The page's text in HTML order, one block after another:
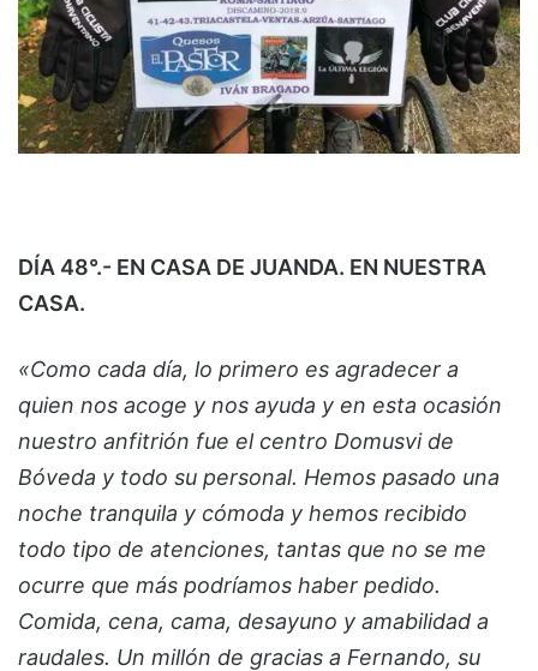
DÍA 48°.- EN CASA DE JUANDA. EN NUESTRA
CASA.
«Como cada día, lo primero es agradecer a
quien nos acoge y nos ayuda y en esta ocasión
nuestro anfitrión fue el centro Domusvi de
Bóveda y todo su personal. Hemos pasado una
noche tranquila y cómoda y hemos recibido
todo tipo de atenciones, tantas que no se me
ocurre que más podríamos haber pedido.
Comida, cena, cama, desayuno y amabilidad a
raudales. Un millón de gracias a Fernando, su